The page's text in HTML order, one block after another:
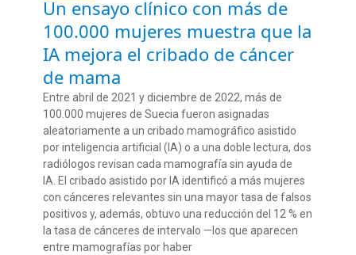
Un ensayo clínico con más de
100.000 mujeres muestra que la
IA mejora el cribado de cáncer
de mama
Entre abril de 2021 y diciembre de 2022, más de
100.000 mujeres de Suecia fueron asignadas
aleatoriamente a un cribado mamográfico asistido
por inteligencia artificial (IA) o a una doble lectura, dos
radiólogos revisan cada mamografía sin ayuda de
IA. El cribado asistido por IA identificó a más mujeres
con cánceres relevantes sin una mayor tasa de falsos
positivos y, además, obtuvo una reducción del 12 % en
la tasa de cánceres de intervalo —los que aparecen
entre mamografías por haber